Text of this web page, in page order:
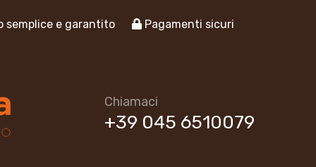
semplice e garantito Pagamenti sicuri
Chiamaci
+39 045 6510079